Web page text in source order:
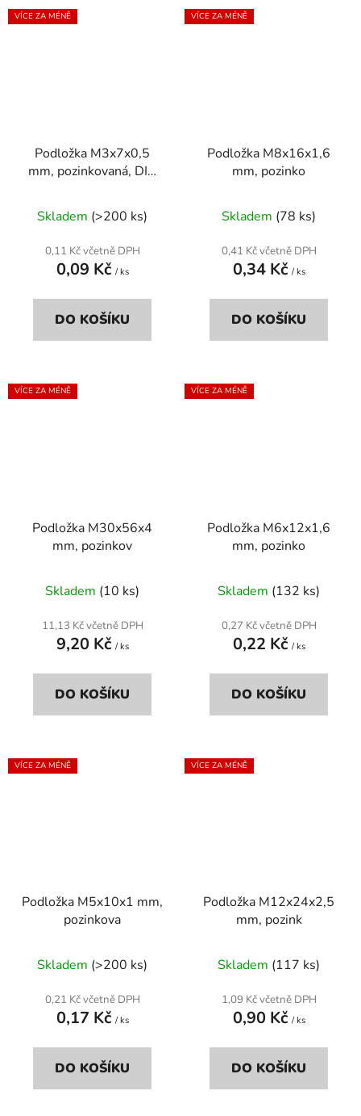
VÍCE ZA MÉNĚ
Podložka M3x7x0,5
mm, pozinkovaná, DIN
Skladem (>200 ks)
0,11 Kč včetně DPH
0,09 Kč / ks
DO KOŠÍKU
VÍCE ZA MÉNĚ
Podložka M8x16x1,6
mm, pozinko
Skladem (78 ks)
0,41 Kč včetně DPH
0,34 Kč / ks
DO KOŠÍKU
VÍCE ZA MÉNĚ
Podložka M30x56x4
mm, pozinkov
Skladem (10 ks)
11,13 Kč včetně DPH
9,20 Kč / ks
DO KOŠÍKU
VÍCE ZA MÉNĚ
Podložka M6x12x1,6
mm, pozinko
Skladem (132 ks)
0,27 Kč včetně DPH
0,22 Kč / ks
DO KOŠÍKU
VÍCE ZA MÉNĚ
Podložka M5x10x1 mm,
pozinkova
Skladem (>200 ks)
0,21 Kč včetně DPH
0,17 Kč / ks
DO KOŠÍKU
VÍCE ZA MÉNĚ
Podložka M12x24x2,5
mm, pozink
Skladem (117 ks)
1,09 Kč včetně DPH
0,90 Kč / ks
DO KOŠÍKU